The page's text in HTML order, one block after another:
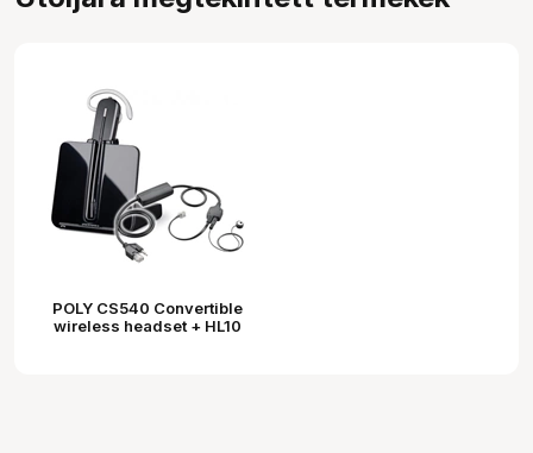
POLY CS540 Convertible
wireless headset + HL10